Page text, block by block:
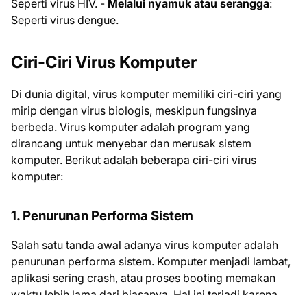
Seperti virus HIV. - Melalui nyamuk atau serangga:
Seperti virus dengue.
Ciri-Ciri Virus Komputer
Di dunia digital, virus komputer memiliki ciri-ciri yang
mirip dengan virus biologis, meskipun fungsinya
berbeda. Virus komputer adalah program yang
dirancang untuk menyebar dan merusak sistem
komputer. Berikut adalah beberapa ciri-ciri virus
komputer:
1. Penurunan Performa Sistem
Salah satu tanda awal adanya virus komputer adalah
penurunan performa sistem. Komputer menjadi lambat,
aplikasi sering crash, atau proses booting memakan